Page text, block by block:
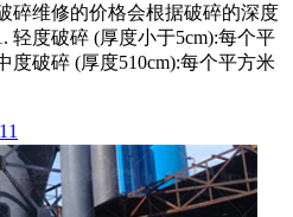
碎维修的价格会根据破碎的深度
轻度破碎 (厚度小于5cm):每个平
度破碎 (厚度510cm):每个平方米